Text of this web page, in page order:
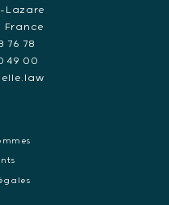
Lazare
France
76 78
49 00